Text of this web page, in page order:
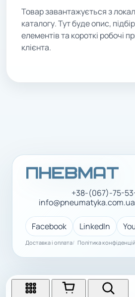
Товар завантажується з
каталогу. Тут буде опис,
елементів та короткі робочі
клієнта.
+38-(067)-75-
info@pneumatyka.com.ua
Facebook LinkedIn
Доставка і оплата Політика